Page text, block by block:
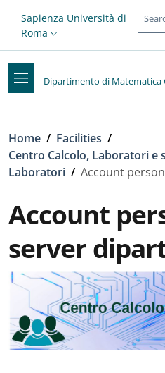
Top-level
Slim top
Sapienza Università di
Roma
Dipartimento di Matematica
Breadcrumb
Home / Facilities /
Centro Calcolo, Laboratori e
Laboratori / Account
Account
server